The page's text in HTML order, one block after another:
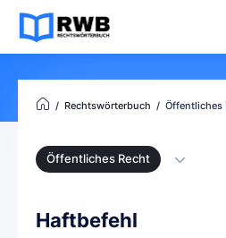
Rechtswörterbuch Öffentliches
Öffentliches Recht
Haftbefehl